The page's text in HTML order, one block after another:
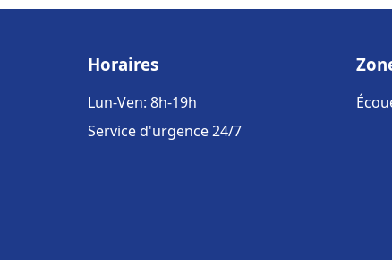
Horaires
Lun-Ven: 8h-19h
Service d'urgence 24/7